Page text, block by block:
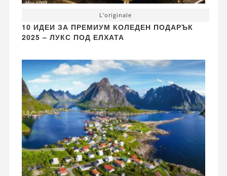
L'originale
10 ИДЕИ ЗА ПРЕМИУМ КОЛЕДЕН ПОДАРЪК
2025 – ЛУКС ПОД ЕЛХАТА